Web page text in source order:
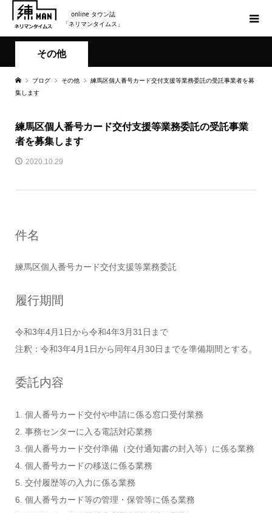
online タウン誌
「ネリマンタイムス」
その他
ブログ その他
練馬区個人番号カード交付支援等業務委託の受託事業者を募
集します
練馬区個人番号カード交付支援等業務委託の受託事業
者を募集します
2020.10.29
件名
練馬区個人番号カード交付支援等業務委託
履行期間
令和3年4月1日から令和4年3月31日まで
注釈：令和3年4月1日から同年4月30日までを準備期間とする。
委託内容
1. 個人番号カード交付や申請に係る窓口受付業務
2. 事務センターに入る電話対応業務
3. 個人番号カード交付準備（交付通知書の封入等）に係る業務
4. 個人番号カードの移送に係る業務
5. 交付履歴等の入力に係る業務
6. 個人番号カード等の管理・保管等に係る業務